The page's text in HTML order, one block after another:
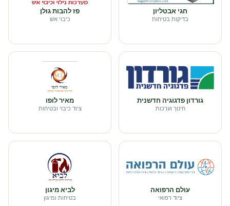
חגי אבטליון
בדיקות בטיחות
פז להבות גולן
כיבוי אש
גורדון פדגוגיה חדשנית
חינוך וערכות
מאיר לופו
ציוד כיבוי ובטיחות
עולם הרפואה
ציוד רפואי
לביא מיגון
בטיחות ומיגון